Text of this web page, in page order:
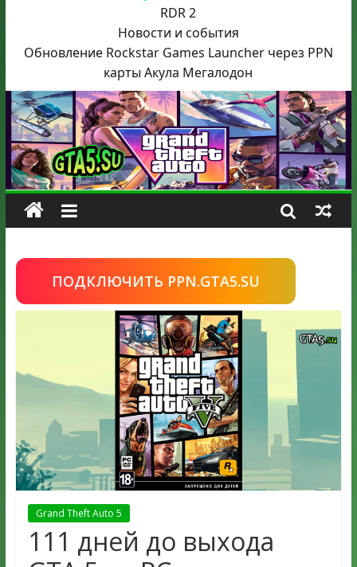
RDR 2
Новости и события
Обновление Rockstar Games Launcher через PPN
карты Акула Мегалодон
ПОДКЛЮЧИТЬ PPN.GTA5.SU
Grand Theft Auto 5
111 дней до выхода